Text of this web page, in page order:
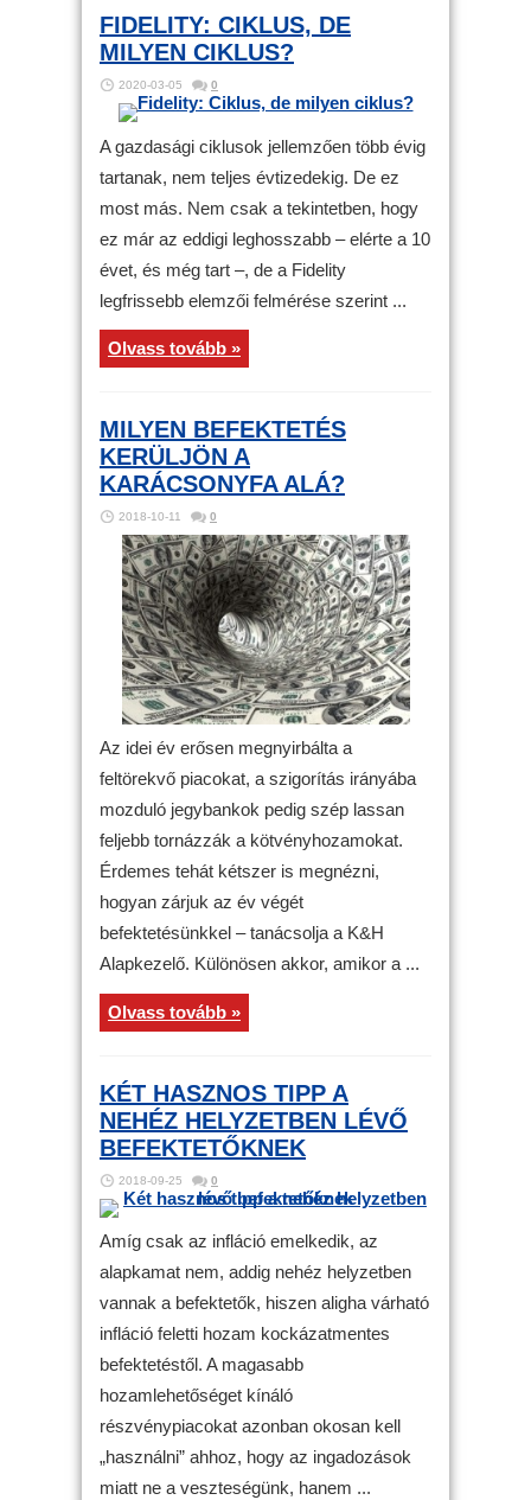
FIDELITY: CIKLUS, DE
MILYEN CIKLUS?
2020-03-05 0
A gazdasági ciklusok jellemzően több évig
tartanak, nem teljes évtizedekig. De ez
most más. Nem csak a tekintetben, hogy
ez már az eddigi leghosszabb – elérte a 10
évet, és még tart –, de a Fidelity
legfrissebb elemzői felmérése szerint ...
Olvass tovább »
MILYEN BEFEKTETÉS
KERÜLJÖN A
KARÁCSONYFA ALÁ?
2018-10-11 0
Az idei év erősen megnyirbálta a
feltörekvő piacokat, a szigorítás irányába
mozduló jegybankok pedig szép lassan
feljebb tornázzák a kötvényhozamokat.
Érdemes tehát kétszer is megnézni,
hogyan zárjuk az év végét
befektetésünkkel – tanácsolja a K&H
Alapkezelő. Különösen akkor, amikor a ...
Olvass tovább »
KÉT HASZNOS TIPP A
NEHÉZ HELYZETBEN LÉVŐ
BEFEKTETŐKNEK
2018-09-25 0
Amíg csak az infláció emelkedik, az
alapkamat nem, addig nehéz helyzetben
vannak a befektetők, hiszen aligha várható
infláció feletti hozam kockázatmentes
befektetéstől. A magasabb
hozamlehetőséget kínáló
részvénypiacokat azonban okosan kell
„használni” ahhoz, hogy az ingadozások
miatt ne a veszteségünk, hanem ...